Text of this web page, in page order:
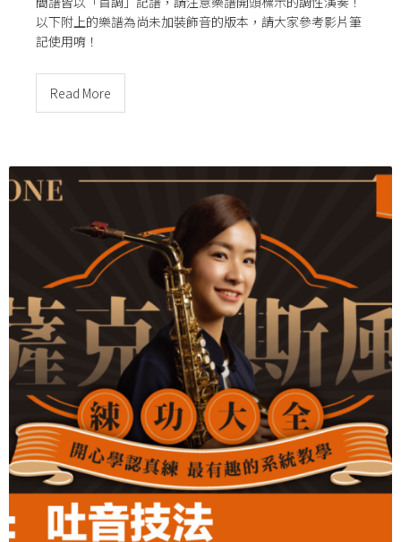
以下附上的樂譜為尚未加裝飾音的版本，請大家參考影片筆
記使用唷！
Read More